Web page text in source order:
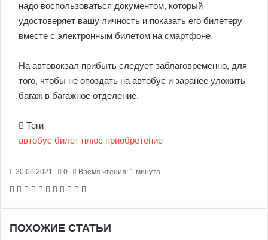
надо воспользоваться документом, который
удостоверяет вашу личность и показать его билетеру
вместе с электронным билетом на смартфоне.
На автовокзал прибыть следует заблаговременно, для
того, чтобы не опоздать на автобус и заранее уложить
багаж в багажное отделение.
Теги
автобус билет плюс приобретение
30.06.2021 0 Время чтения: 1 минута
Facebook
X Pinterest
Вконтакте
Одноклассники
Messenger
Messenger
WhatsApp
Telegram
Viber
ПОХОЖИЕ СТАТЬИ